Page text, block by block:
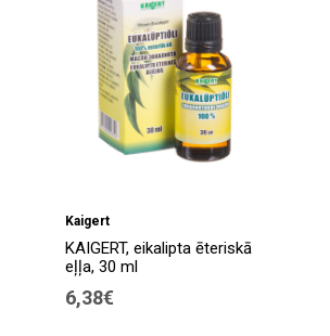
Kaigert
KAIGERT, eikalipta ēteriskā
eļļa, 30 ml
6,38€